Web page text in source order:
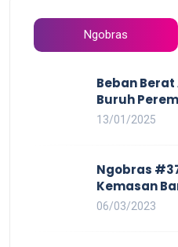
Ngobras
Beban
Buruh
Harga yang
13/01/2025
Ngobras
Kemasan
yang
06/03/2023